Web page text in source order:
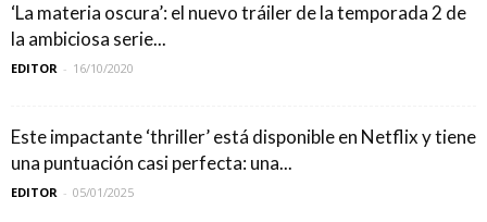
‘La materia oscura’: el nuevo tráiler de la temporada 2 de
la ambiciosa serie...
EDITOR - 16/10/2020
Este impactante ‘thriller’ está disponible en Netflix y tiene
una puntuación casi perfecta: una...
EDITOR - 05/01/2025